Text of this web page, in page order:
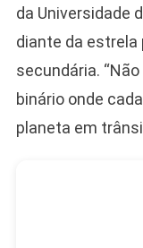
da Universidade
diante da estrela
secundária.
binário onde
planeta em